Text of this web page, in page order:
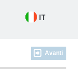
IT
Avanti